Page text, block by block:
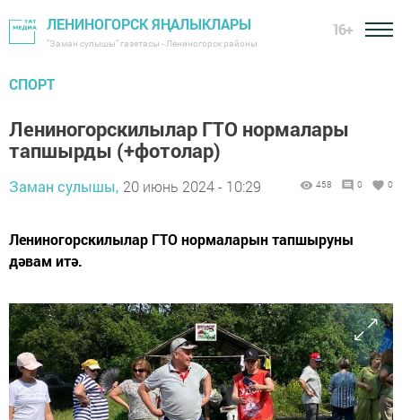
ЛЕНИНОГОРСК ЯҢАЛЫКЛАРЫ
"Заман сулышы" газетасы - Лениногорск районы
16+
СПОРТ
Лениногорскилылар ГТО нормалары
тапшырды (+фотолар)
Заман сулышы, 20 июнь 2024 - 10:29 458 0 0
Лениногорскилылар ГТО нормаларын тапшыруны
дәвам итә.